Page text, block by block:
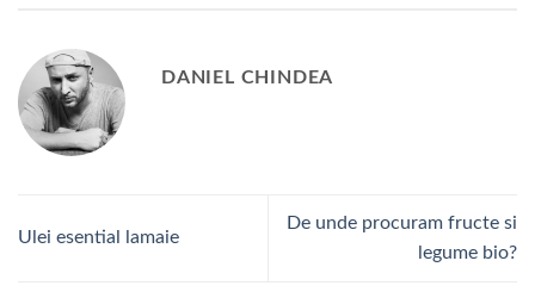
DANIEL CHINDEA
Ulei esential lamaie
De unde procuram fructe si
legume bio?